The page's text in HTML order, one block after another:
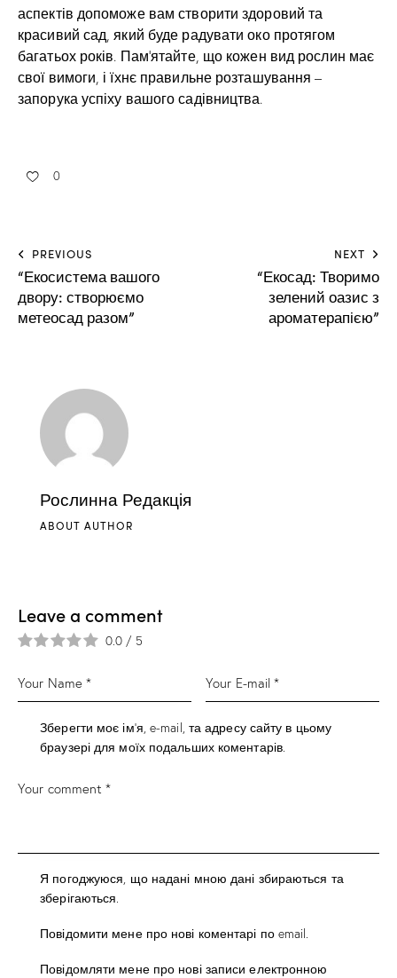
аспектів допоможе вам створити здоровий та
красивий сад, який буде радувати око протягом
багатьох років. Пам’ятайте, що кожен вид рослин має
свої вимоги, і їхнє правильне розташування –
запорука успіху вашого садівництва.
0
PREVIOUS
“Екосистема вашого
двору: створюємо
метеосад разом”
NEXT
“Екосад: Творимо
зелений оазис з
ароматерапією”
Рослинна Редакція
ABOUT AUTHOR
Leave a comment
0.0 / 5
Зберегти моє ім'я, e-mail, та адресу сайту в цьому
браузері для моїх подальших коментарів.
Я погоджуюся, що надані мною дані збираються та
зберігаються.
Повідомити мене про нові коментарі по email.
Повідомляти мене про нові записи електронною